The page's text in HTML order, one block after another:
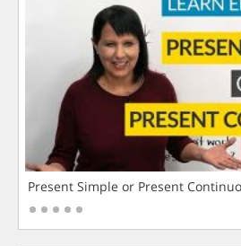
Present Simple or Present